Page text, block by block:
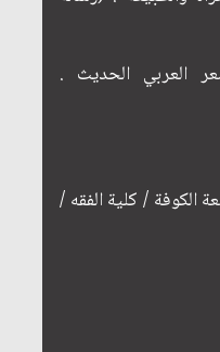
العربي الحديث .
/ كلية الفقه /